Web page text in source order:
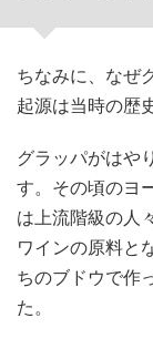
ちなみに、なぜ
起源は当時の歴
グラッパがはや
す。その頃のヨ
は上流階級の人
ワインの原料と
ちのブドウで作
た。